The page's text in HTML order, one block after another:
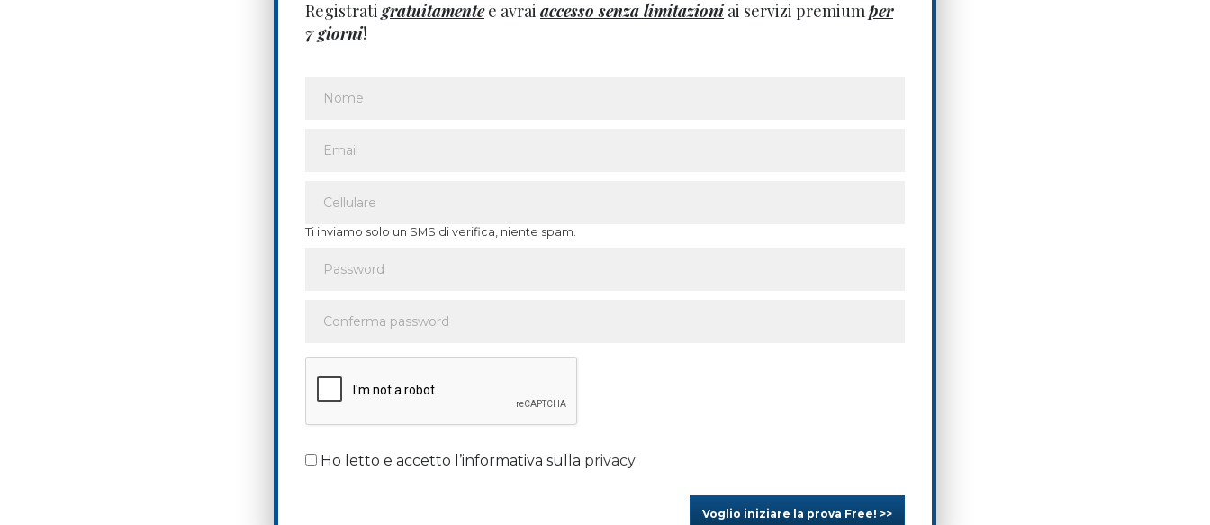
Registrati gratuitamentee avrai accesso senza limitazioniai servizi premiumper
7 giorni!
Ti inviamo solo un SMS di verifica, niente spam.
Ho letto e accetto l’informativa sulla privacy
Voglio iniziare la prova Free! >>